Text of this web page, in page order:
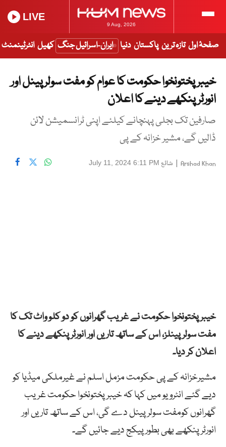
9 Aug, 2026
LIVE
صفحۂ اول تازہ ترین پاکستان دنیا ایران-اسرائیل جنگ کھیل انٹرٹینمنٹ
خیبر پختونخوا حکومت کا عوام کو مفت سولر پینل اور
انورٹر پنکھے دینے کا اعلان
صارفین تک بجلی پہنچانے کیلئے اپنی ٹرانسمیشن لائن
ڈالیں گے، مشیر خزانہ کے پی
Arshad Khan
| شائع July 11, 2024 6:11 PM
خیبر پختونخوا حکومت نے غریب گھرانوں کو دو کلو واٹ تک کا
مفت سولر پینلز، اس کے ساتھ تاریں اور انورٹر پنکھے دینے کا
اعلان کر دیا۔
مشیرخزانہ کے پی حکومت مزمل اسلم نے غیرملکی میڈیا کو
دیے گئے انٹرویو میں کہا کہ خیبرپختونخوا حکومت غریب
گھرانوں کومفت سولرپینل دے گی، اس کے ساتھ تاریں اور
انورٹر پنکھے بھی بطور پیکج دیے جائیں گے۔